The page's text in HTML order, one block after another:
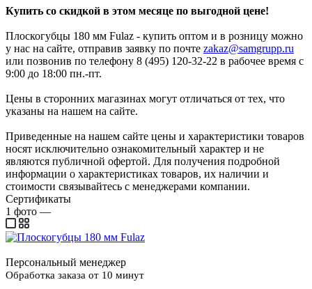
Купить со скидкой в этом месяце по выгодной цене!
Плоскогубцы 180 мм Fulaz - купить оптом и в розницу можно
у нас на сайте, отправив заявку по почте zakaz@samgrupp.ru
или позвонив по телефону 8 (495) 120-32-22 в рабочее время с
9:00 до 18:00 пн.-пт.
Цены в сторонних магазинах могут отличаться от тех, что
указаны на нашем на сайте.
Приведенные на нашем сайте цены и характеристики товаров
носят исключительно ознакомительный характер и не
являются публичной офертой. Для получения подробной
информации о характеристиках товаров, их наличии и
стоимости связывайтесь с менеджерами компании.
Сертификаты
1 фото —
Персональный менеджер
Обработка заказа от 10 минут